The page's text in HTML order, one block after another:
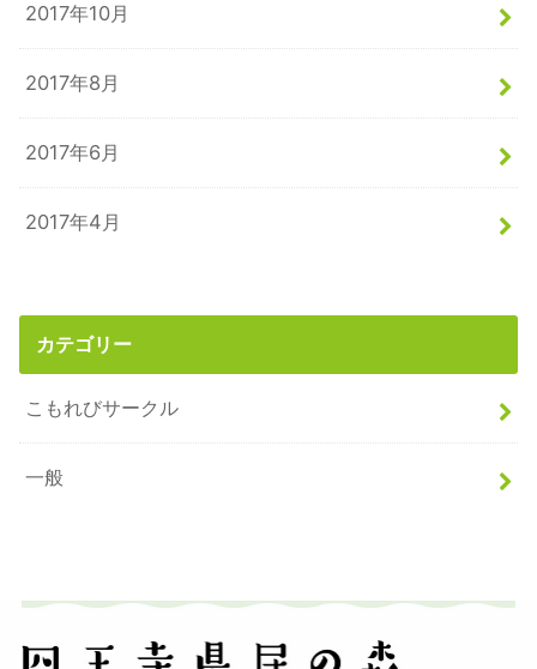
2017年10月
2017年8月
2017年6月
2017年4月
カテゴリー
こもれびサークル
一般